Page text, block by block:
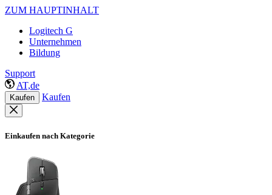
ZUM HAUPTINHALT
Logitech G
Unternehmen
Bildung
Support
AT,de
Kaufen Kaufen
Einkaufen nach Kategorie